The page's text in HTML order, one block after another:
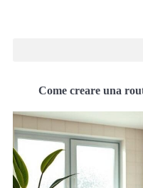
Come creare una